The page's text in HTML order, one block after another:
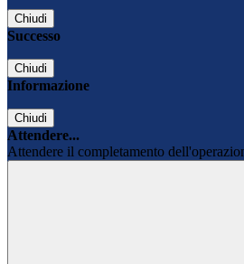
Chiudi
Successo
Chiudi
Informazione
Chiudi
Attendere...
Attendere il completamento